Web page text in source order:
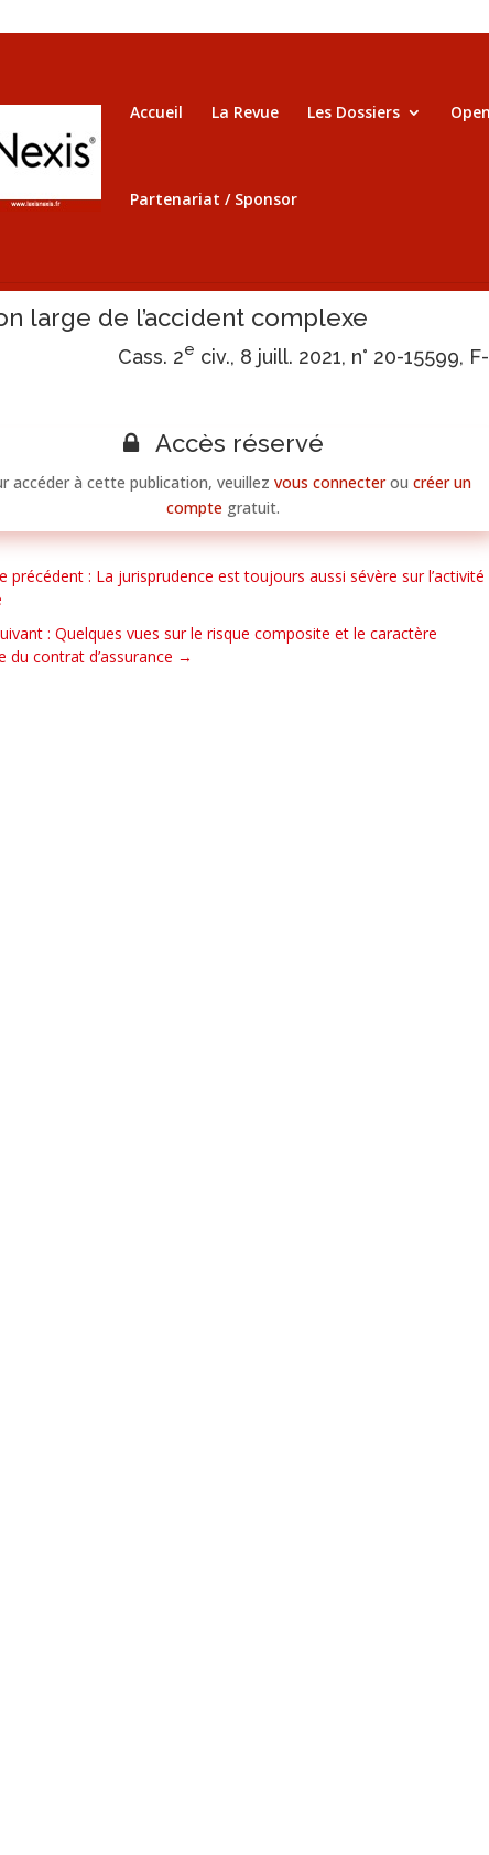
Accueil La Revue Les Dossiers
Partenariat / Sponsor
large de l’accident complexe
Cass. 2e civ., 8 juill. 2021, n° 20-15599,
Accès réservé
accéder à cette publication, veuillezvous connecteroucréer un
compte gratuit.
précédent : La jurisprudence est toujours aussi sévère sur l’activité
: Quelques vues sur le risque composite et le caractère
du contrat d’assurance →